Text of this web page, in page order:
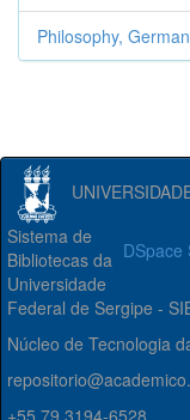
Philosophy, German
DSpace
Sistema de
Bibliotecas da
Universidade
Federal de Sergipe -
Núcleo de Tecnologia
+55 79 3194-6528